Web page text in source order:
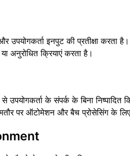
उपयोगकर्ता इनपुट की प्रतीक्षा
अनुरोधित क्रियाएं करता है।
उपयोगकर्ता के संपर्क के बिना
पर ऑटोमेशन और बैच प्रोसेसिंग के लिए